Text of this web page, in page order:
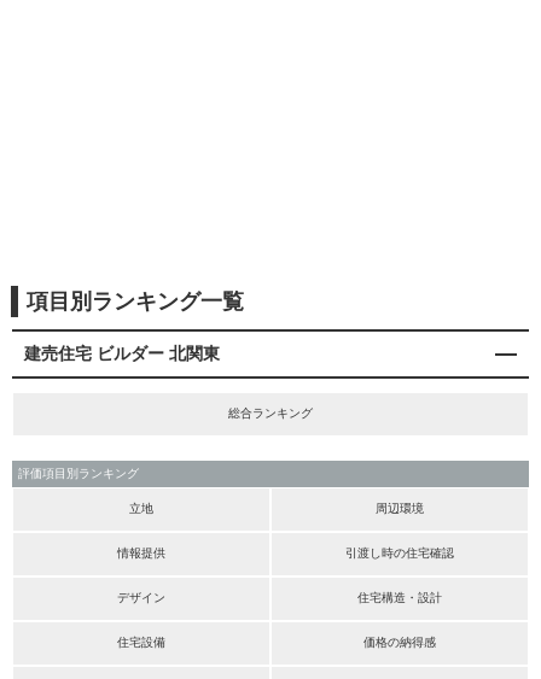
項目別ランキング一覧
建売住宅 ビルダー 北関東
総合ランキング
評価項目別ランキング
立地 周辺環境
情報提供 引渡し時の住宅確認
デザイン 住宅構造・設計
住宅設備 価格の納得感